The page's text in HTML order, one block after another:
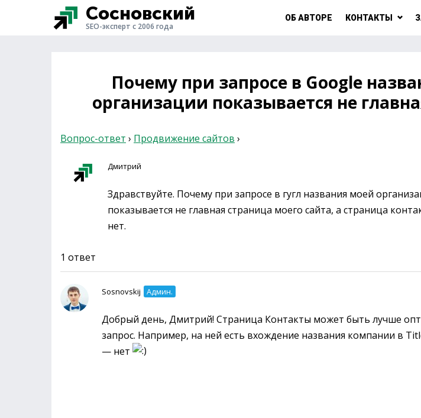
Сосновский
SEO-эксперт с 2006 года
ОБ АВТОРЕ КОНТАКТЫ
Почему при запросе в Google
организации показывается не
Вопрос-ответ › Продвижение сайтов ›
Дмитрий
Здравствуйте. Почему при запросе в гугл названия моей
показывается не главная страница моего сайта, а страница
нет.
1 ответ
Sosnovskij Админ.
Добрый день, Дмитрий! Страница Контакты может быть лучше
запрос. Например, на ней есть вхождение названия компании в
— нет